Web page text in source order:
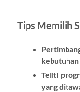
Tips Memilih
kebutuhan
Teliti
yang